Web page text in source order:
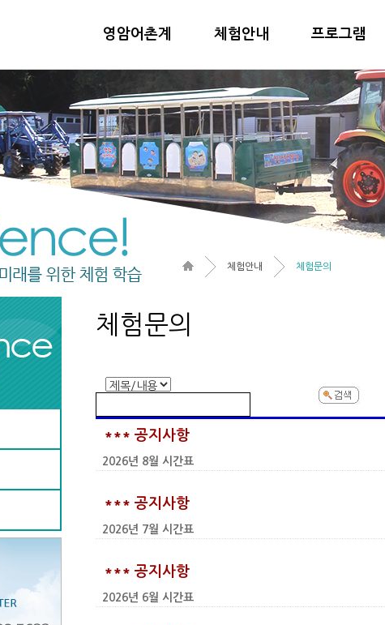
영암어촌계 체험안내 프로그램
체험안내 체험문의
체험문의
*** 공지사항
2026년 8월 시간표
*** 공지사항
2026년 7월 시간표
*** 공지사항
2026년 6월 시간표